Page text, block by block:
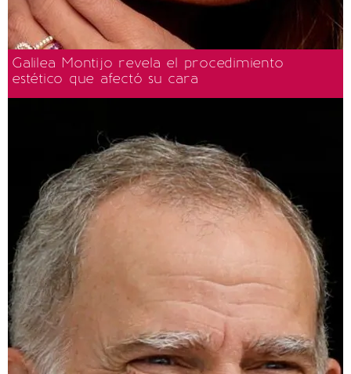
Galilea Montijo revela el procedimiento
estético que afectó su cara